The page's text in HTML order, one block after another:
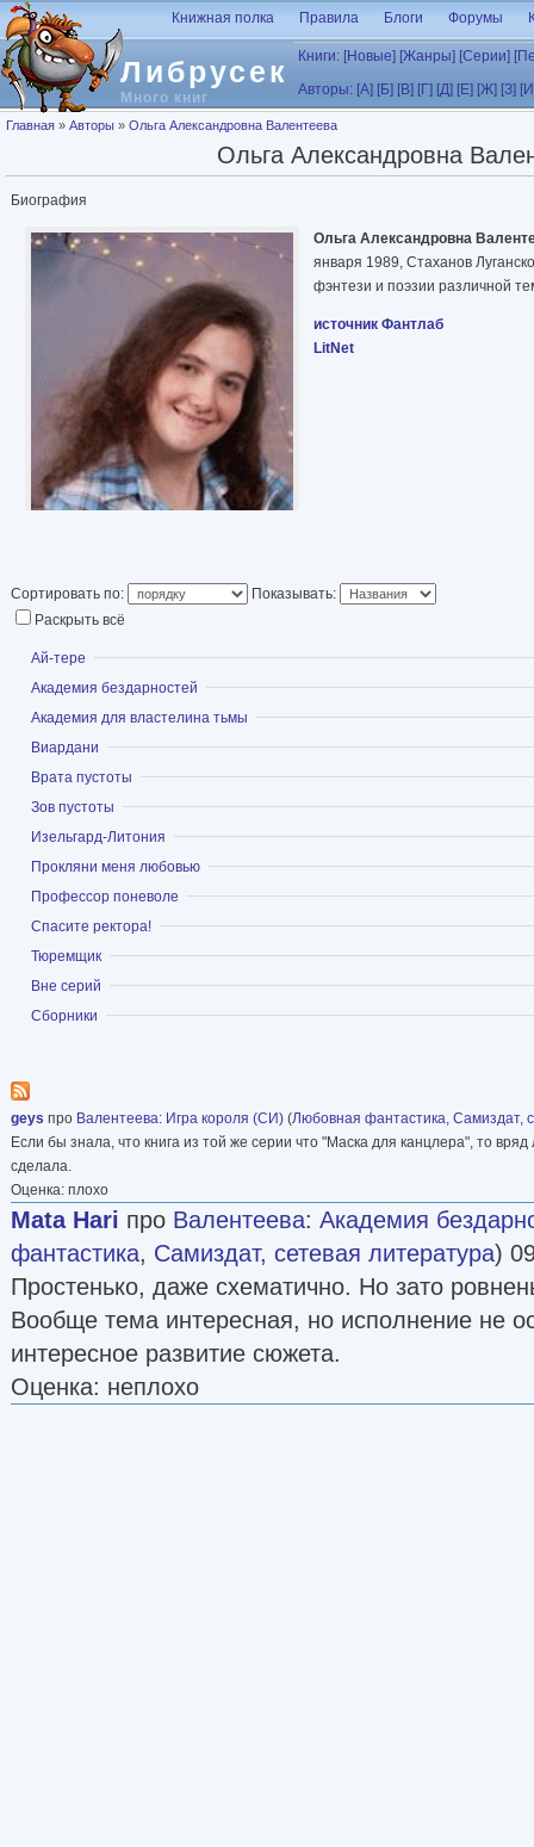
Перейти к основному содержанию
Либрусек
Много книг
Книжная полка Правила Блоги Форумы
Книги: [Новые] [Жанры] [Серии]
Авторы: [А] [Б] [В] [Г] [Д] [Е] [Ж] [З]
Вы здесь
Главная » Авторы » Ольга Александровна Валентеева
Ольга Александровна
Биография
Ольга Александровна
января 1989, Стаханов
фэнтези и поэзии различной
источник Фантлаб
LitNet
Сортировать по:
Показывать:
Раскрыть всё
Показать
Ай-тере
Показать
Академия бездарностей
Показать
Академия для властелина тьмы
Показать
Виардани
Показать
Врата пустоты
Показать
Зов пустоты
Показать
Изельгард-Литония
Показать
Прокляни меня любовью
Показать
Профессор поневоле
Показать
Спасите ректора!
Показать
Тюремщик
Показать
Вне серий
Показать
Сборники
geys про Валентеева: Игра короля (СИ) (Любовная фантастика, Самиздат,
Если бы знала, что книга из той же серии что "Маска для канцлера", то
сделала.
Оценка: плохо
Mata Hari про Валентеева: Академия
фантастика, Самиздат, сетевая литература)
Простенько, даже схематично. Но зато
Вообще тема интересная, но исполнение не
интересное развитие сюжета.
Оценка: неплохо